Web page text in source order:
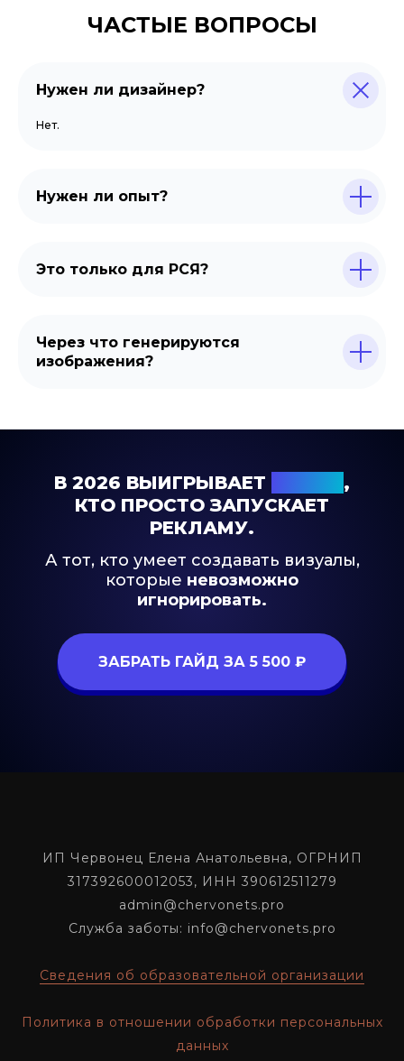
ЧАСТЫЕ ВОПРОСЫ
Нужен ли дизайнер?
Нет.
Нужен ли опыт?
Это только для РСЯ?
Через что генерируются
изображения?
ЗАБРАТЬ ГАЙД ЗА 5 500 ₽
В 2026 ВЫИГРЫВАЕТ
,
КТО ПРОСТО ЗАПУСКАЕТ
РЕКЛАМУ.
А тот, кто умеет создавать визуалы,
которые невозможно
игнорировать.
ИП Червонец Елена Анатольевна, ОГРНИП
317392600012053, ИНН 390612511279
admin@chervonets.pro
Служба заботы: info@chervonets.pro
Сведения об образовательной организации
Политика в отношении обработки персональных
данных